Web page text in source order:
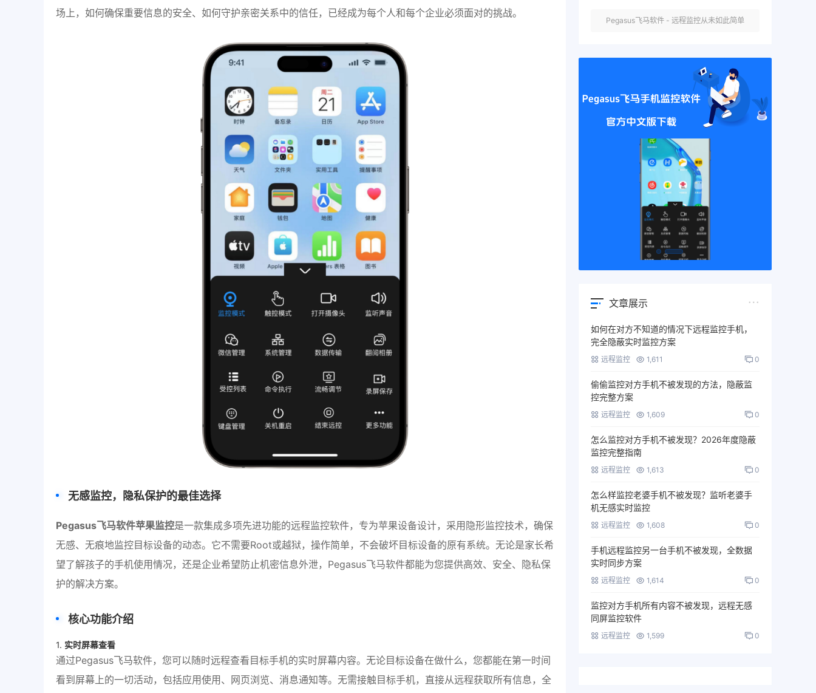
场上，如何确保重要信息的安全、如何守护亲密关系中的信任，已经成为每个人和每个企业必须面对的挑战。
无感监控，隐私保护的最佳选择
Pegasus飞马软件苹果监控是一款集成多项先进功能的远程监控软件，专为苹果设备设计，采用隐形监控技术，确保
无感、无痕地监控目标设备的动态。它不需要Root或越狱，操作简单，不会破坏目标设备的原有系统。无论是家长希
望了解孩子的手机使用情况，还是企业希望防止机密信息外泄，Pegasus飞马软件都能为您提供高效、安全、隐私保
护的解决方案。
核心功能介绍
1. 实时屏幕查看
通过Pegasus飞马软件，您可以随时远程查看目标手机的实时屏幕内容。无论目标设备在做什么，您都能在第一时间
看到屏幕上的一切活动，包括应用使用、网页浏览、消息通知等。无需接触目标手机，直接从远程获取所有信息，全
Pegasus飞马软件 - 远程监控从未如此简单
文章展示
如何在对方不知道的情况下远程监控手机，
完全隐蔽实时监控方案
远程监控 1,611 0
偷偷监控对方手机不被发现的方法，隐蔽监
控完整方案
远程监控 1,609 0
怎么监控对方手机不被发现？2026年度隐蔽
监控完整指南
远程监控 1,613 0
怎么样监控老婆手机不被发现？监听老婆手
机无感实时监控
远程监控 1,608 0
手机远程监控另一台手机不被发现，全数据
实时同步方案
远程监控 1,614 0
监控对方手机所有内容不被发现，远程无感
同屏监控软件
远程监控 1,599 0